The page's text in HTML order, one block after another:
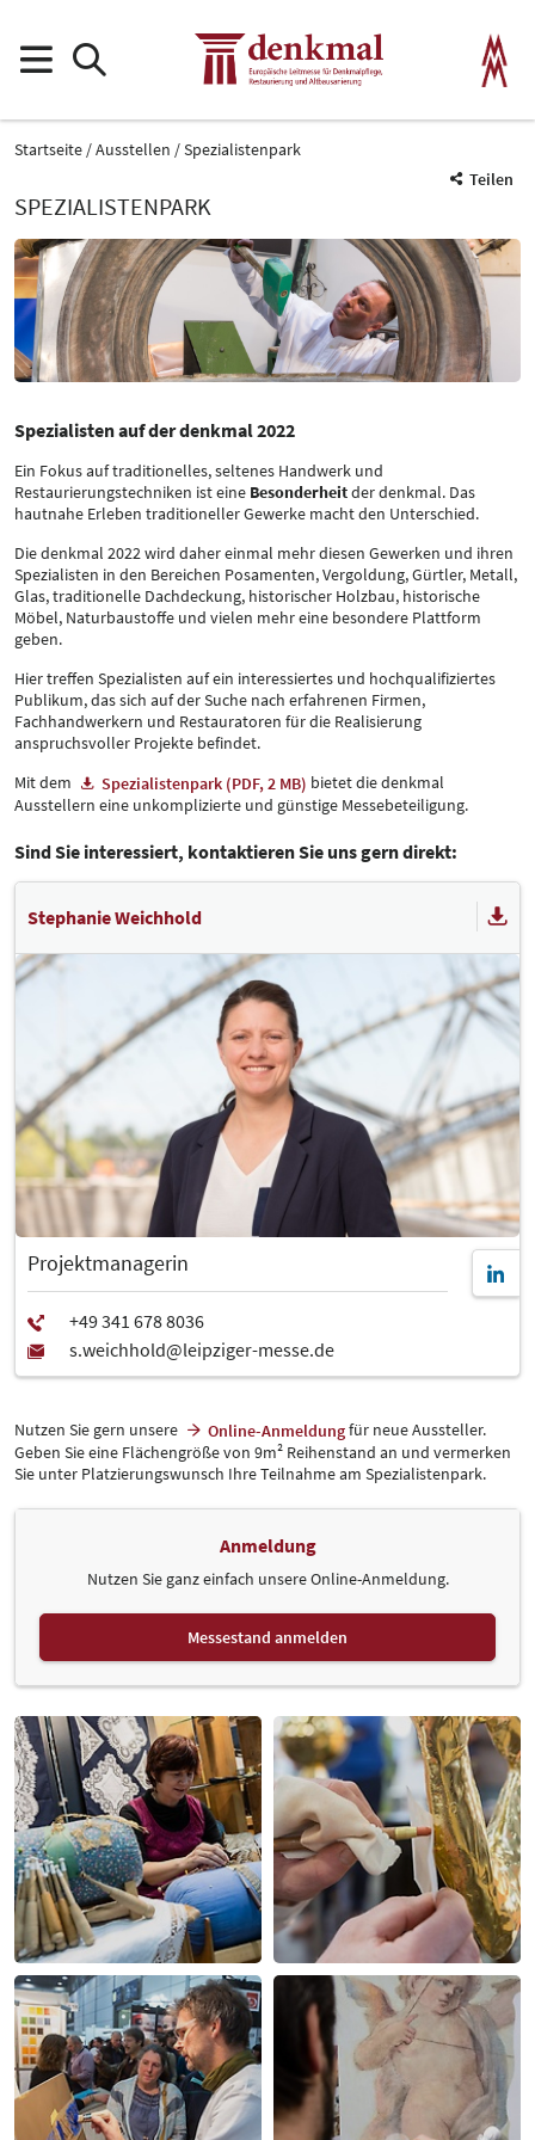
Startseite Ausstellen
Spezialistenpark
Teilen
SPEZIALISTENPARK
Spezialisten auf der denkmal 2022
Ein Fokus auf traditionelles, seltenes Handwerk und
Restaurierungstechniken ist eine Besonderheitder denkmal. Das
hautnahe Erleben traditioneller Gewerke macht den Unterschied.
Die denkmal 2022 wird daher einmal mehr diesen Gewerken und ihren
Spezialisten in den Bereichen Posamenten, Vergoldung, Gürtler, Metall,
Glas, traditionelle Dachdeckung, historischer Holzbau, historische
Möbel, Naturbaustoffe und vielen mehr eine besondere Plattform
geben.
Hier treffen Spezialisten auf ein interessiertes und hochqualifiziertes
Publikum, das sich auf der Suche nach erfahrenen Firmen,
Fachhandwerkern und Restauratoren für die Realisierung
anspruchsvoller Projekte befindet.
Mit dem
Spezialistenpark (PDF, 2 MB) bietet die denkmal
Ausstellern eine unkomplizierte und günstige Messebeteiligung.
Sind Sie interessiert, kontaktieren Sie uns gern direkt:
Stephanie Weichhold
Projektmanagerin
Nutzen Sie gern unsere Online-Anmeldungfür neue Aussteller.
Geben Sie eine Flächengröße von 9m² Reihenstand an und vermerken
Sie unter Platzierungswunsch Ihre Teilnahme am Spezialistenpark.
Anmeldung
Nutzen Sie ganz einfach unsere Online-Anmeldung.
Messestand anmelden